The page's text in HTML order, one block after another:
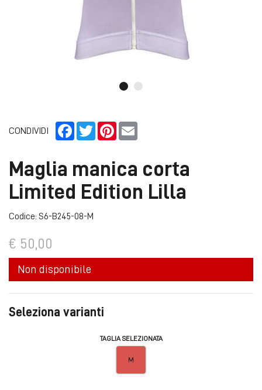
CONDIVIDI Facebook
TwitterPinterest
Maglia manica corta
Limited Edition Lilla
Codice: S6-B245-08-M
€ 50,00
Non disponibile
Seleziona varianti
TAGLIA SELEZIONATA
M